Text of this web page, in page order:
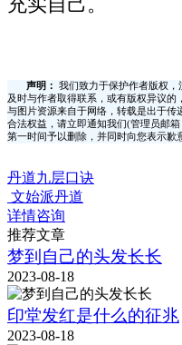
充实自己。
声明：
我们致力于保护作者版权
及时与作者取得联系，或有版权异议
与图片资源来自于网络，转载是出于传
合法权益，请立即通知我们(管理员邮
第一时间予以删除，并同时向您表示歉
丹道九层口诀
文始派丹道
详情咨询
推荐文章
梦到自己的头发长长
2023-08-18
印堂发红是什么的征兆
2023-08-18